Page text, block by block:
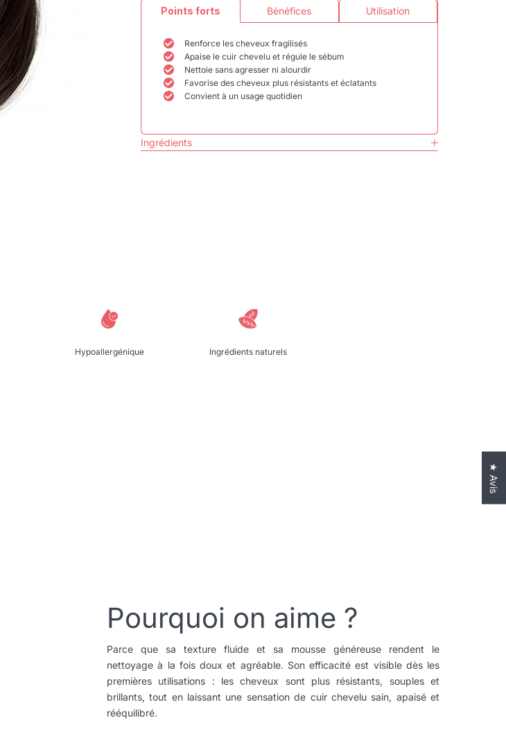
Points forts Bénéfices Utilisation
Renforce les cheveux fragilisés
Apaise le cuir chevelu et régule le sébum
Nettoie sans agresser ni alourdir
Favorise des cheveux plus résistants et éclatants
Convient à un usage quotidien
Ingrédients
Hypoallergénique Ingrédients naturels
Pourquoi on aime ?
Parce que sa texture fluide et sa mousse généreuse rendent le
nettoyage à la fois doux et agréable. Son efficacité est visible dès les
premières utilisations : les cheveux sont plus résistants, souples et
brillants, tout en laissant une sensation de cuir chevelu sain, apaisé et
rééquilibré.
★ Avis